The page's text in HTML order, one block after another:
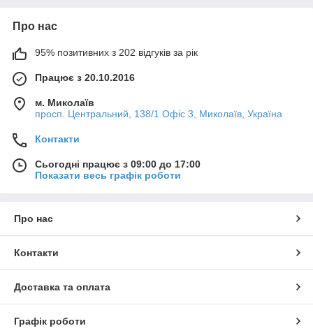
Про нас
95% позитивних з 202 відгуків за рік
Працює з 20.10.2016
м. Миколаїв
просп. Центральний, 138/1 Офіс 3, Миколаїв, Україна
Контакти
Сьогодні працює з 09:00 до 17:00
Показати весь графік роботи
Про нас
Контакти
Доставка та оплата
Графік роботи